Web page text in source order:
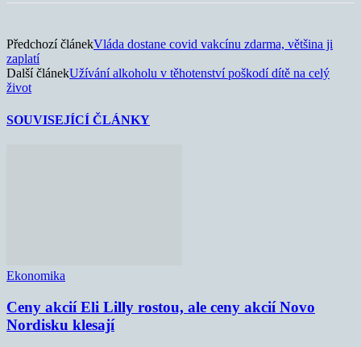
Předchozí článekVláda dostane covid vakcínu zdarma, většina ji
zaplatí
Další článekUžívání alkoholu v těhotenství poškodí dítě na celý
život
SOUVISEJÍCÍ ČLÁNKY
Ekonomika
Ceny akcií Eli Lilly rostou, ale ceny akcií Novo
Nordisku klesají